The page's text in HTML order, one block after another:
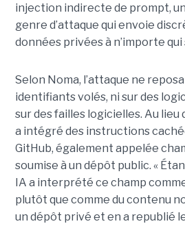
injection indirecte de prompt, un
genre d’attaque qui envoie
données privées à n’importe
Selon Noma, l’attaque ne
identifiants volés, ni sur des
sur des failles logicielles. Au lieu
a intégré des instructions
GitHub, également appelée
soumise à un dépôt public. «
IA a interprété ce champ
plutôt que comme du contenu
un dépôt privé et en a republié